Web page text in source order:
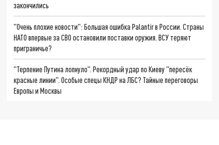
закончились
"Очень плохие новости": Большая ошибка Palantir в России. Страны
НАТО впервые за СВО остановили поставки оружия. ВСУ теряют
приграничье?
"Терпение Путина лопнуло". Рекордный удар по Киеву "пересёк
красные линии". Особые спецы КНДР на ЛБС? Тайные переговоры
Европы и Москвы